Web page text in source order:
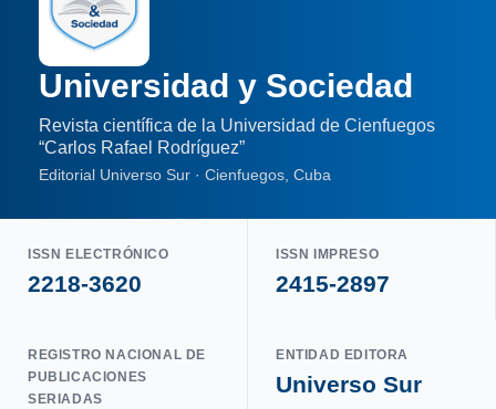
Universidad y Sociedad
Revista científica de la Universidad de Cienfuegos
“Carlos Rafael Rodríguez”
Editorial Universo Sur · Cienfuegos, Cuba
ISSN ELECTRÓNICO
2218-3620
ISSN IMPRESO
2415-2897
REGISTRO NACIONAL DE
PUBLICACIONES
SERIADAS
ENTIDAD EDITORA
Universo Sur